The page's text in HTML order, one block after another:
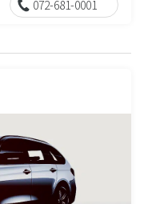
072-681-0001